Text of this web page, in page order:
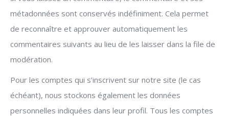
métadonnées sont conservés indéfiniment. Cela permet
de reconnaître et approuver automatiquement les
commentaires suivants au lieu de les laisser dans la file de
modération.
Pour les comptes qui s’inscrivent sur notre site (le cas
échéant), nous stockons également les données
personnelles indiquées dans leur profil. Tous les comptes